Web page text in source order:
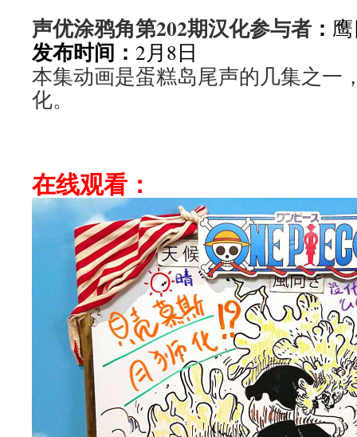
声优涂鸦角第202期汉化参与者 ：
发布时间： 2月8日
本集动画是蛋糕岛尾声的几集之一
化。
在线观看：